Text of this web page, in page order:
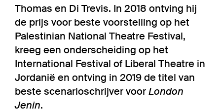
Thomas en Di Trevis. In 2018 ontving hij
de prijs voor beste voorstelling op het
Palestinian National Theatre Festival,
kreeg een onderscheiding op het
International Festival of Liberal Theatre in
Jordanië en ontving in 2019 de titel van
beste scenarioschrijver voorLondon
Jenin.